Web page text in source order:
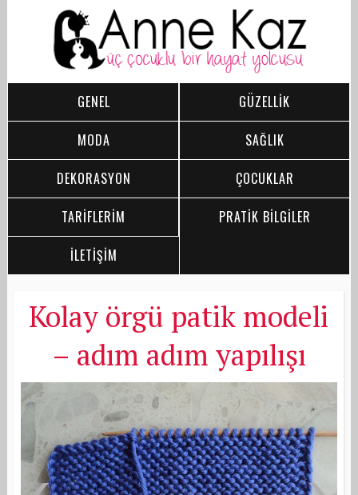
GENEL
GÜZELLİK
MODA
SAĞLIK
DEKORASYON
ÇOCUKLAR
TARİFLERİM
PRATİK BİLGİLER
İLETİŞİM
Kolay örgü patik modeli
– adım adım yapılışı